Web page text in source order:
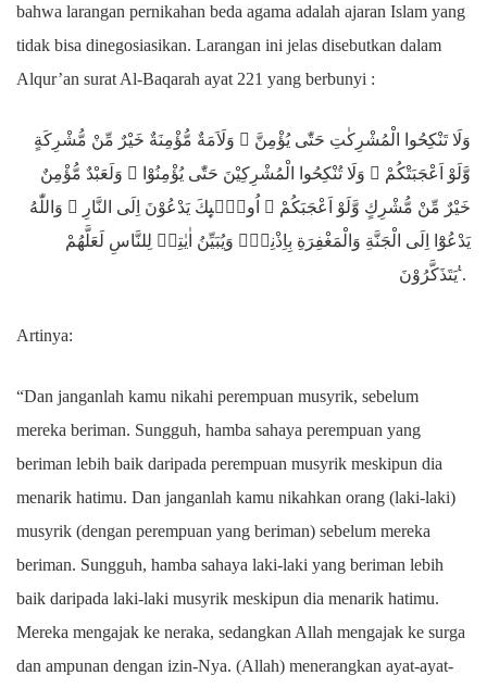
bahwa larangan pernikahan beda agama adalah ajaran Islam yang
tidak bisa dinegosiasikan. Larangan ini jelas disebutkan dalam
Alqur’an surat Al-Baqarah ayat 221 yang berbunyi :
وَلَا تَنْكِحُوا الْمُشْرِكٰتِ حَتّٰى يُؤْمِنَّ ۗ وَلَاَمَةٌ مُّؤْمِنَةٌ خَيْرٌ مِّنْ مُّشْرِكَةٍ
وَّلَوْ اَعْجَبَتْكُمْ ۚ وَلَا تُنْكِحُوا الْمُشْرِكِيْنَ حَتّٰى يُؤْمِنُوْا ۗ وَلَعَبْدٌ مُّؤْمِنٌ
خَيْرٌ مِّنْ مُّشْرِكٍ وَّلَوْ اَعْجَبَكُمْ ۗ اُولٰۤىِٕكَ يَدْعُوْنَ اِلَى النَّارِ ۖ وَاللّٰهُ
يَدْعُوْٓا اِلَى الْجَنَّةِ وَالْمَغْفِرَةِ بِاِذْنِهٖۚ وَيُبَيِّنُ اٰيٰتِهٖ لِلنَّاسِ لَعَلَّهُمْ
يَتَذَكَّرُوْنَ ࣖ.
Artinya:
“Dan janganlah kamu nikahi perempuan musyrik, sebelum
mereka beriman. Sungguh, hamba sahaya perempuan yang
beriman lebih baik daripada perempuan musyrik meskipun dia
menarik hatimu. Dan janganlah kamu nikahkan orang (laki-laki)
musyrik (dengan perempuan yang beriman) sebelum mereka
beriman. Sungguh, hamba sahaya laki-laki yang beriman lebih
baik daripada laki-laki musyrik meskipun dia menarik hatimu.
Mereka mengajak ke neraka, sedangkan Allah mengajak ke surga
dan ampunan dengan izin-Nya. (Allah) menerangkan ayat-ayat-